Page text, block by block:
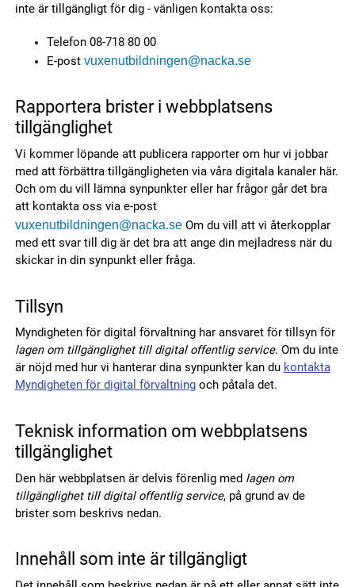
inte är tillgängligt för dig - vänligen kontakta oss:
Telefon 08-718 80 00
E-post vuxenutbildningen@nacka.se
Rapportera brister i webbplatsens
tillgänglighet
Vi kommer löpande att publicera rapporter om hur vi jobbar
med att förbättra tillgängligheten via våra digitala kanaler här.
Och om du vill lämna synpunkter eller har frågor går det bra
att kontakta oss via e-post
vuxenutbildningen@nacka.seOm du vill att vi återkopplar
med ett svar till dig är det bra att ange din mejladress när du
skickar in din synpunkt eller fråga.
Tillsyn
Myndigheten för digital förvaltning har ansvaret för tillsyn för
lagen om tillgänglighet till digital offentlig service. Om du inte
är nöjd med hur vi hanterar dina synpunkter kan du kontakta
Myndigheten för digital förvaltningoch påtala det.
Teknisk information om webbplatsens
tillgänglighet
Den här webbplatsen är delvis förenlig med lagen om
tillgänglighet till digital offentlig service, på grund av de
brister som beskrivs nedan.
Innehåll som inte är tillgängligt